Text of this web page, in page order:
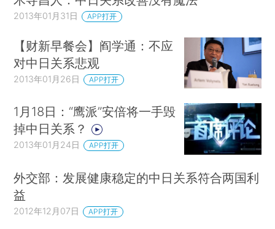
2013年01月31日 APP打开
【财新早餐会】阎学通：不应
对中日关系悲观
2013年01月26日 APP打开
1月18日：“鹰派”安倍将一手毁
掉中日关系？
2013年01月24日 APP打开
外交部：发展健康稳定的中日关系符合两国利
益
2012年12月07日 APP打开